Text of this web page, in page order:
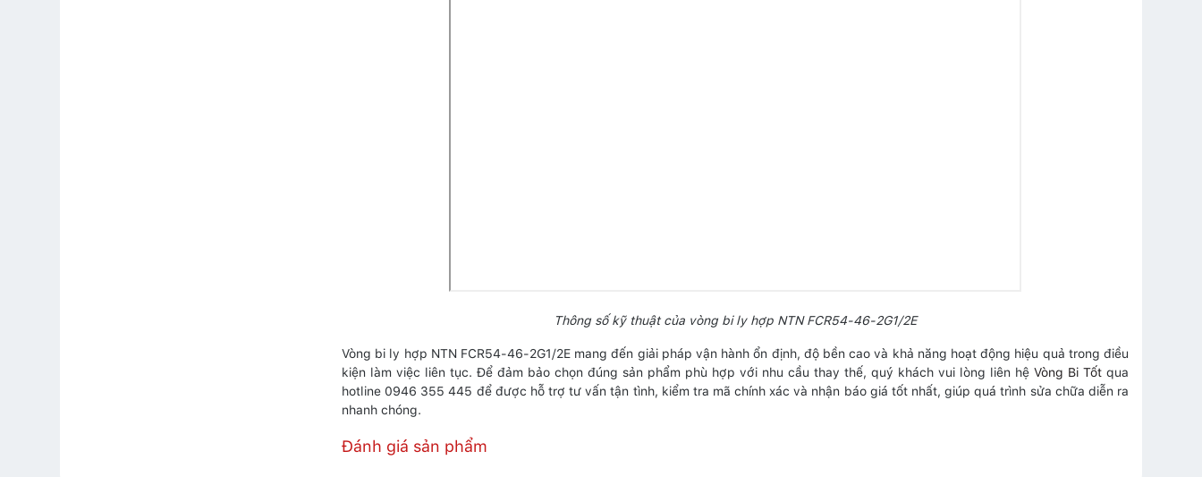
Thông số kỹ thuật của vòng bi ly hợp NTN FCR54-46-2G1/2E
Vòng bi ly hợp NTN FCR54-46-2G1/2E mang đến giải pháp vận hành ổn định, độ bền cao và khả năng hoạt động hiệu quả trong điều
kiện làm việc liên tục. Để đảm bảo chọn đúng sản phẩm phù hợp với nhu cầu thay thế, quý khách vui lòng liên hệ Vòng Bi Tốt qua
hotline 0946 355 445 để được hỗ trợ tư vấn tận tình, kiểm tra mã chính xác và nhận báo giá tốt nhất, giúp quá trình sửa chữa diễn ra
nhanh chóng.
Đánh giá sản phẩm